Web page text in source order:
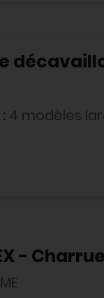
4 modèles
-